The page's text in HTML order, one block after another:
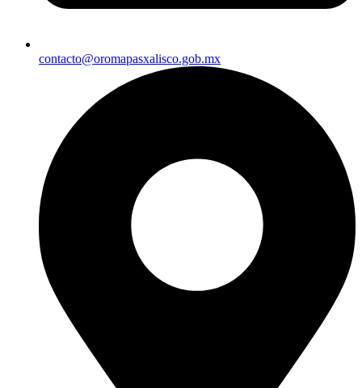
contacto@oromapasxalisco.gob.mx